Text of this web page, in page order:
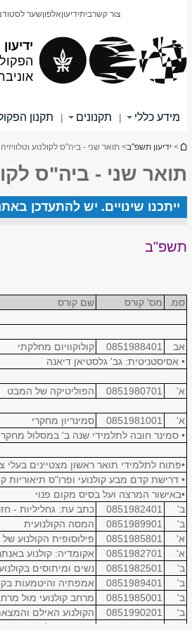
צור קשרביתידיעוןאלפוןשער
מידע כללי | תקנונים | תקנון
הינך נמצא כאן
> ידיעון תשפ"ב> תואר שני - ביה"ס לקולנוע
תואר שני - ביה"ס
ייתכנו שינויים. יש להתעדכן
תשפ"ב
סמ. מס' קורס שם קורס
אב
0851988401 קולוקוויום מחלקתי
• אסיסטניטית: גב' גלסטיאן דיאנה
א'
0851980701 הפוליטיקה של המבט
א'
0851981001 סמינריון מחקרי
• סמינר חובה לתלמידי שנה ב' במסלול
•פתוח לתלמידי תואר ראשון מצטיינים בעלי
• דרישת קדם מבע קולנועי ופרו"ס תיאוריות
•באישור המרצה ועל בסיס מקום פנוי
ב'
0851982401 כתב עת: גחליליות -
ב'
0851989901 המסה הקולנועית
א'
0851985801 פילוסופית הקולנוע של
א'
0851982701 אקומדיה: קולנוע
ב'
0851982501 נשים ומיתוסים בקולנוע
ב'
0851989401 אמפתיה והיטמעות
ב'
0851985001 מרחב קולנועי מול
ב'
0851990201 הקולנוע האילם
יהודים בקולנוע -